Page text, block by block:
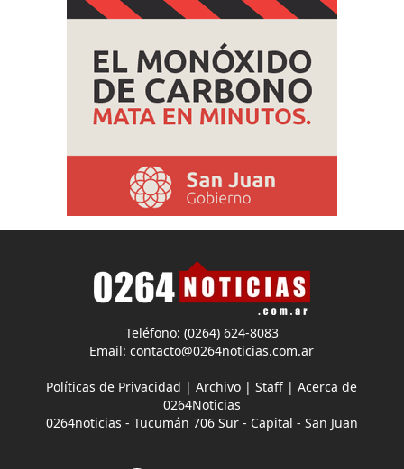
Teléfono: (0264) 624-8083
Email:contacto@0264noticias.com.ar
Políticas de Privacidad |Archivo |Staff |Acerca de
0264Noticias
0264noticias - Tucumán 706 Sur - Capital - San Juan